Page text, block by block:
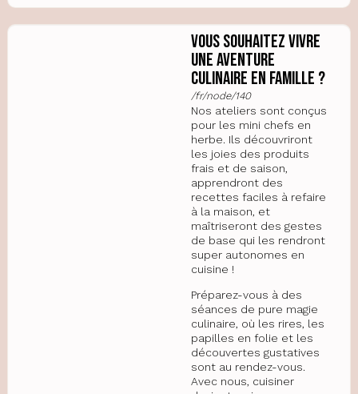
Vous souhaitez vivre
une aventure
culinaire en famille ?
/fr/node/140
Nos ateliers sont conçus
pour les mini chefs en
herbe. Ils découvriront
les joies des produits
frais et de saison,
apprendront des
recettes faciles à refaire
à la maison, et
maîtriseront des gestes
de base qui les rendront
super autonomes en
cuisine !
Préparez-vous à des
séances de pure magie
culinaire, où les rires, les
papilles en folie et les
découvertes gustatives
sont au rendez-vous.
Avec nous, cuisiner